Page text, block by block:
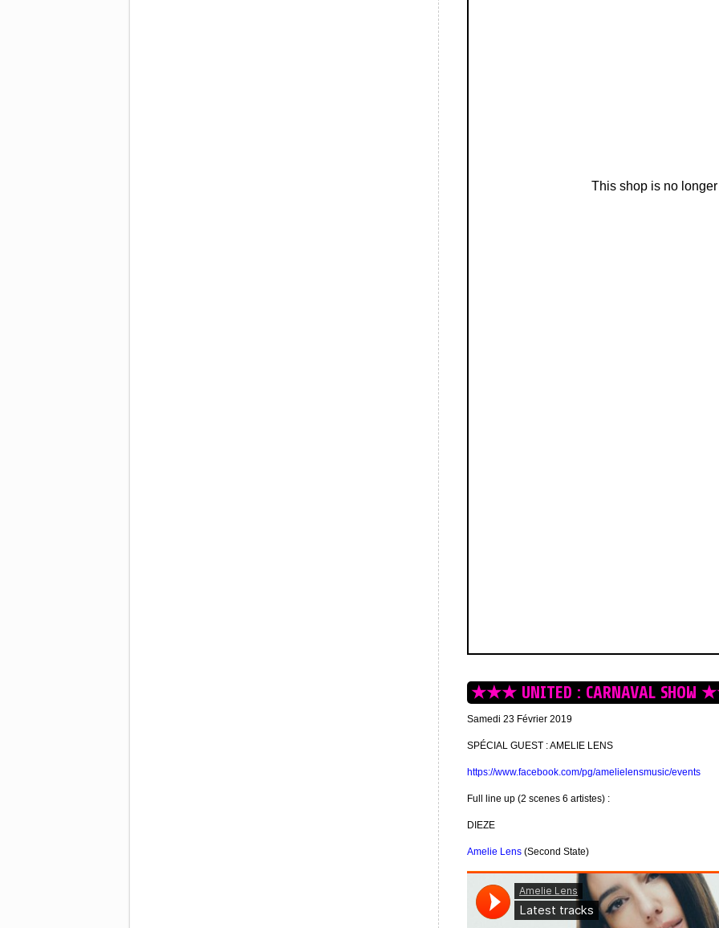
★★★ UNITED : CARNAVAL
Samedi 23 Février 2019
SPÉCIAL GUEST : AMELIE LENS
https://www.facebook.com/pg/amelielensmusic/events
Full line up (2 scenes 6 artistes) :
DIEZE
Amelie Lens (Second State)